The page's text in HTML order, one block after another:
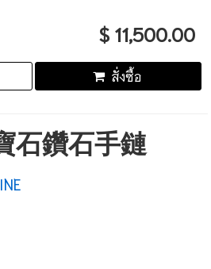
$ 11,500.00
สั่งซื้อ
石鑽石手鏈